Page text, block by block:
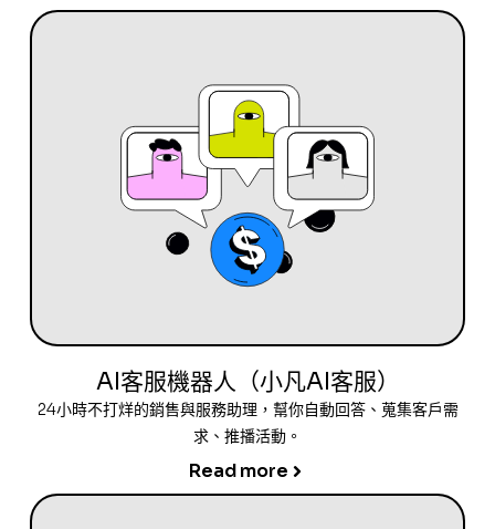
AI客服機器人（小凡AI客服）
24小時不打烊的銷售與服務助理，幫你自動回答、蒐集客戶需
求、推播活動。
Read more